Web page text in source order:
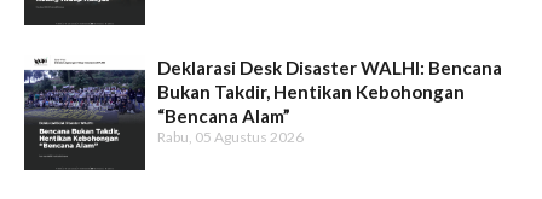
Deklarasi Desk Disaster WALHI: Bencana
Bukan Takdir, Hentikan Kebohongan
“Bencana Alam”
Rabu, 05 Agustus 2026